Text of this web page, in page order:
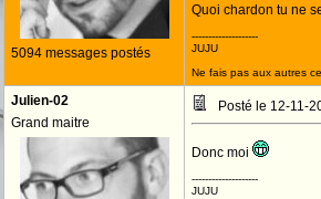
5094 messages postés
Quoi chardon tu ne
--------------------
JUJU
Ne fais pas aux autres
Julien-02
Grand maitre
Posté le 12-11-
Donc moi
--------------------
JUJU